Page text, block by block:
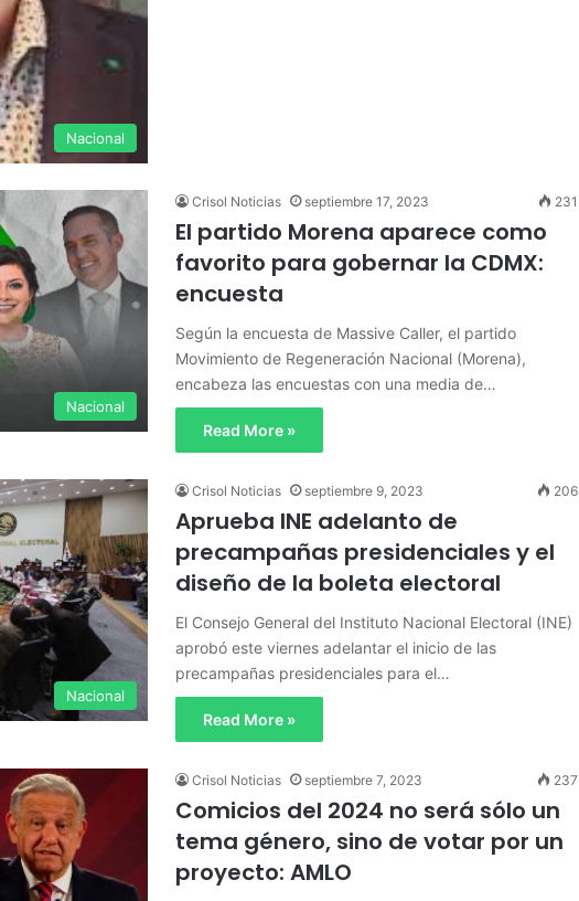
Nacional
Nacional
Crisol Noticias septiembre 17, 2023 231
El partido Morena aparece como
favorito para gobernar la CDMX:
encuesta
Según la encuesta de Massive Caller, el partido
Movimiento de Regeneración Nacional (Morena),
encabeza las encuestas con una media de…
Read More »
Nacional
Crisol Noticias septiembre 9, 2023 206
Aprueba INE adelanto de
precampañas presidenciales y el
diseño de la boleta electoral
El Consejo General del Instituto Nacional Electoral (INE)
aprobó este viernes adelantar el inicio de las
precampañas presidenciales para el…
Read More »
Crisol Noticias septiembre 7, 2023 237
Comicios del 2024 no será sólo un
tema género, sino de votar por un
proyecto: AMLO